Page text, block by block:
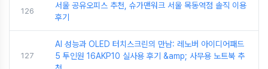
126
서울 공유오피스 추천, 슈가맨워크 서울 목동역점 솔직 이용
후기
127
AI 성능과 OLED 터치스크린의 만남: 레노버 아이디어패드
5 투인원 16AKP10 실사용 후기 &amp; 사무용 노트북 추